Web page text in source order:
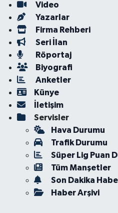
Video
Yazarlar
Firma Rehberi
Seri İlan
Röportaj
Biyografi
Anketler
Künye
İletişim
Servisler
Hava Durumu
Trafik Durumu
Süper Lig Puan
Tüm Manşetler
Son Dakika
Haber Arşivi